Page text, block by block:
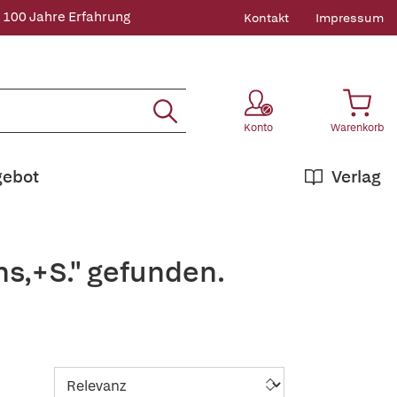
100 Jahre Erfahrung Kontakt Impressum
Konto Warenkorb
Verlag
gefunden.